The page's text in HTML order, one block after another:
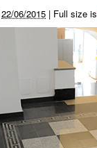
22/06/2015 | Full size is